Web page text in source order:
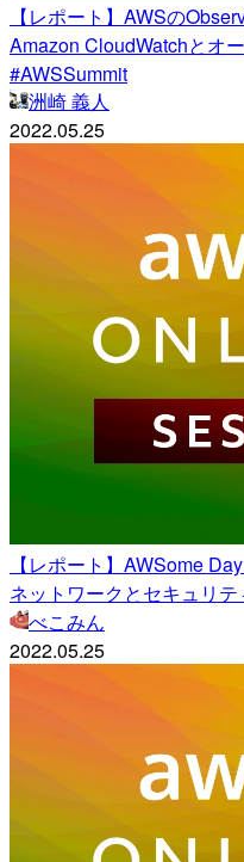
【レポート】AWSの
Amazon CloudWatchとオ
#AWSSummit
洲崎 義人
2022.05.25
【レポート】AWSome
ネットワークとセキュリ
べこみん
2022.05.25